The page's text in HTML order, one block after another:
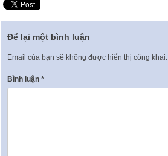
Để lại một bình luận
Email của bạn sẽ không được hiển thị công khai.
Bình luận *